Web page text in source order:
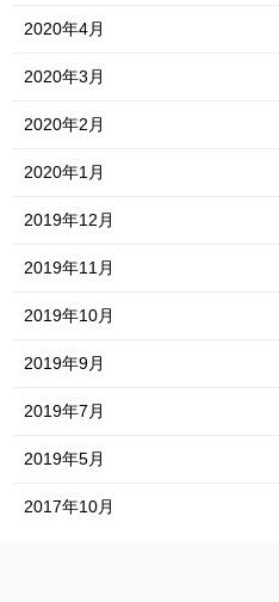
2020年4月
2020年3月
2020年2月
2020年1月
2019年12月
2019年11月
2019年10月
2019年9月
2019年7月
2019年5月
2017年10月